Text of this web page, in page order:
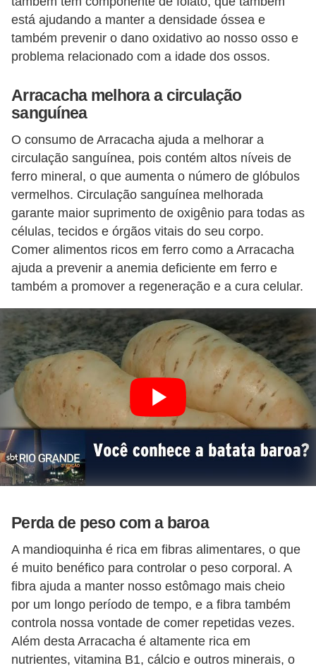
está ajudando a manter a densidade óssea e
também prevenir o dano oxidativo ao nosso osso e
problema relacionado com a idade dos ossos.
Arracacha melhora a circulação
sanguínea
O consumo de Arracacha ajuda a melhorar a
circulação sanguínea, pois contém altos níveis de
ferro mineral, o que aumenta o número de glóbulos
vermelhos. Circulação sanguínea melhorada
garante maior suprimento de oxigênio para todas as
células, tecidos e órgãos vitais do seu corpo.
Comer alimentos ricos em ferro como a Arracacha
ajuda a prevenir a anemia deficiente em ferro e
também a promover a regeneração e a cura celular.
Perda de peso com a baroa
A mandioquinha é rica em fibras alimentares, o que
é muito benéfico para controlar o peso corporal. A
fibra ajuda a manter nosso estômago mais cheio
por um longo período de tempo, e a fibra também
controla nossa vontade de comer repetidas vezes.
Além desta Arracacha é altamente rica em
nutrientes, vitamina B1, cálcio e outros minerais, o